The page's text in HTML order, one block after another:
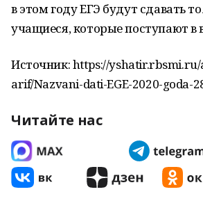
в этом году ЕГЭ будут сдавать
учащиеся, которые поступают в
Источник: https://
arif/Nazvani-dati-EGE-2020-goda-
Читайте нас